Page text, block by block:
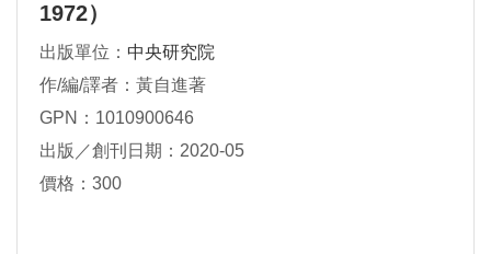
1972）
出版單位： 中央研究院
作/編/譯者：黃自進著
GPN：1010900646
出版／創刊日期：2020-05
價格：300